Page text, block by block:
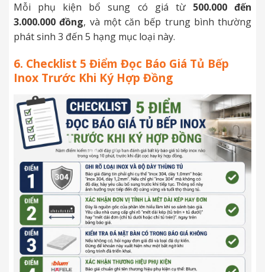
Mỗi phụ kiện bổ sung có giá từ 500.000 đến
3.000.000 đồng, và một căn bếp trung bình thường
phát sinh 3 đến 5 hạng mục loại này.
6. Checklist 5 Điểm Đọc Báo Giá Tủ Bếp
Inox Trước Khi Ký Hợp Đồng